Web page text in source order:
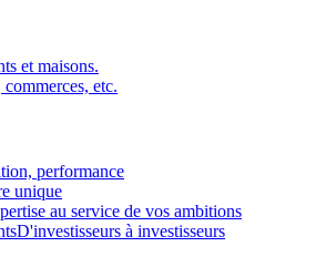
et maisons.
etc.
performance
unique
au service de vos ambitions
D'investisseurs à investisseurs